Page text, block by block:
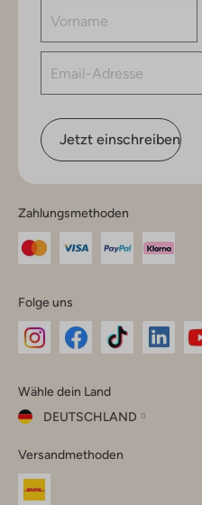
Jetzt einschreiben
Zahlungsmethoden
Folge uns
Instagram
Facebook
TikTok
Wähle dein Land
DEUTSCHLAND
dein
Land
Versandmethoden